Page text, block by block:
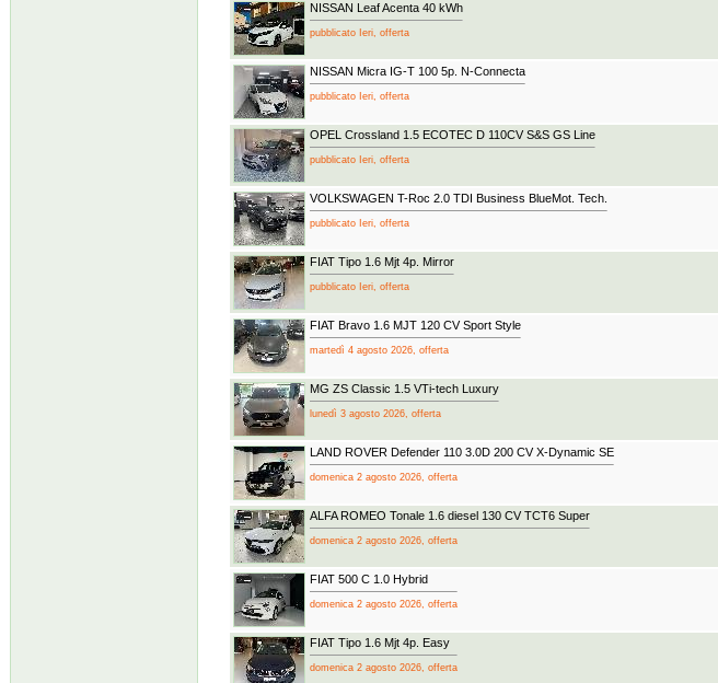
NISSAN Leaf Acenta 40 kWh
pubblicato Ieri, offerta
NISSAN Micra IG-T 100 5p. N-Connecta
pubblicato Ieri, offerta
OPEL Crossland 1.5 ECOTEC D 110CV S&S GS Line
pubblicato Ieri, offerta
VOLKSWAGEN T-Roc 2.0 TDI Business BlueMot. Tech.
pubblicato Ieri, offerta
FIAT Tipo 1.6 Mjt 4p. Mirror
pubblicato Ieri, offerta
FIAT Bravo 1.6 MJT 120 CV Sport Style
martedì 4 agosto 2026, offerta
MG ZS Classic 1.5 VTi-tech Luxury
lunedì 3 agosto 2026, offerta
LAND ROVER Defender 110 3.0D 200 CV X-Dynamic SE
domenica 2 agosto 2026, offerta
ALFA ROMEO Tonale 1.6 diesel 130 CV TCT6 Super
domenica 2 agosto 2026, offerta
FIAT 500 C 1.0 Hybrid
domenica 2 agosto 2026, offerta
FIAT Tipo 1.6 Mjt 4p. Easy
domenica 2 agosto 2026, offerta